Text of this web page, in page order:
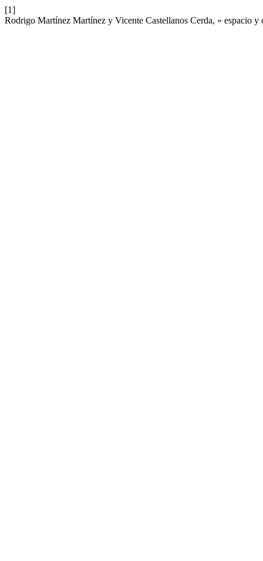
[1]
Rodrigo Martínez Martínez y Vicente Castellanos Cerda, « espacio y